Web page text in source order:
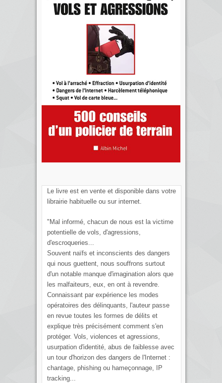
Le livre est en vente et disponible dans votre
librairie habituelle ou sur internet.
"Mal informé, chacun de nous est la victime
potentielle de vols, d'agressions,
d'escroqueries...
Souvent naïfs et inconscients des dangers
qui nous guettent, nous souffrons surtout
d'un notable manque d'imagination alors que
les malfaiteurs, eux, en ont à revendre.
Connaissant par expérience les modes
opératoires des délinquants, l'auteur passe
en revue toutes les formes de délits et
explique très précisément comment s'en
protéger. Vols, violences et agressions,
usurpation d'identité, abus de faiblesse avec
un tour d'horizon des dangers de l'Internet :
chantage, phishing ou hameçonnage, IP
tracking...